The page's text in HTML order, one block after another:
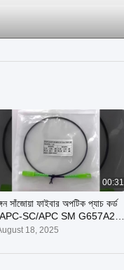
00:31
সাঁজোয়া ফাইবার অপটিক প্যাচ কর্ড
SC/APC SM G657A2
৩ মিটার OFNR UV জ্যাকেট
18, 2025